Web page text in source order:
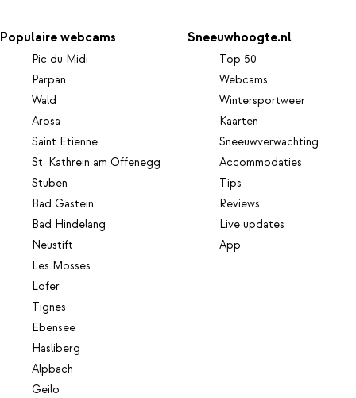
Populaire webcams
Pic du Midi
Parpan
Wald
Arosa
Saint Etienne
St. Kathrein am Offenegg
Stuben
Bad Gastein
Bad Hindelang
Neustift
Les Mosses
Lofer
Tignes
Ebensee
Hasliberg
Alpbach
Geilo
Sneeuwhoogte.nl
Top 50
Webcams
Wintersportweer
Kaarten
Sneeuwverwachting
Accommodaties
Tips
Reviews
Live updates
App